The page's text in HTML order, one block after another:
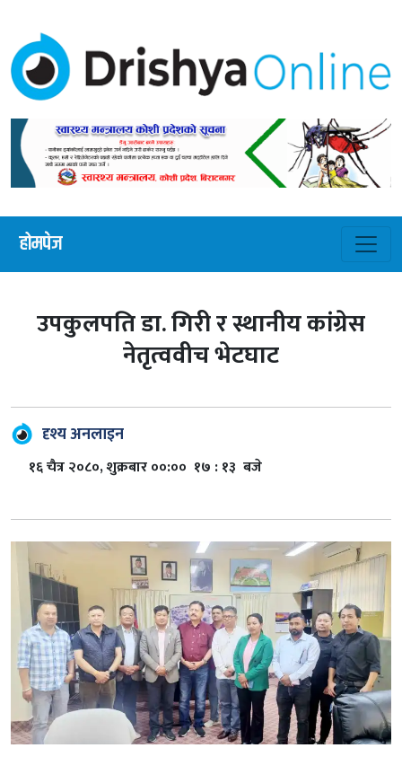
होमपेज
उपकुलपति डा. गिरी र स्थानीय कांग्रेस
नेतृत्ववीच भेटघाट
दृश्य अनलाइन
१६ चैत्र २०८०, शुक्रबार ००:०० १७ : १३ बजे